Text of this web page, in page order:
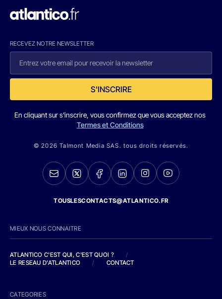
RECEVEZ NOTRE NEWSLETTER
S'INSCRIRE
En cliquant sur s'inscrire, vous confirmez que vous acceptez nos
Termes et Conditions
© 2026 Talmont Media SAS. tous droits réservés.
TOUSLESCONTACTS@ATLANTICO.FR
MIEUX NOUS CONNAITRE
ATLANTICO C'EST QUI, C'EST QUOI ?
/
LE RESEAU D'ATLANTICO
/ CONTACT
CATEGORIES